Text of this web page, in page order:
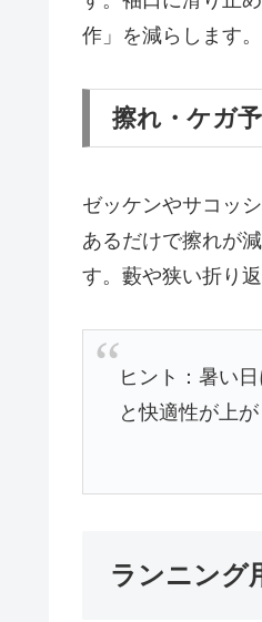
作」を減らします。
擦れ・ケガ
ゼッケンやサコッ
あるだけで擦れが
す。藪や狭い折り
ヒント：暑い
と快適性が上が
ランニング